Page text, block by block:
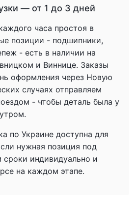
— от 1 до 3 дней
часа простоя в
позиции - подшипники,
- есть в наличии на
и Виннице. Заказы
оформления через Новую
случаях отправляем
- чтобы деталь была у
по Украине доступна для
нужная позиция под
сроки индивидуально и
на каждом этапе.